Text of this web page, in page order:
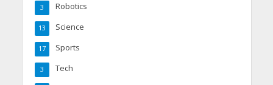
Robotics
3
Science
13
Sports
17
Tech
3